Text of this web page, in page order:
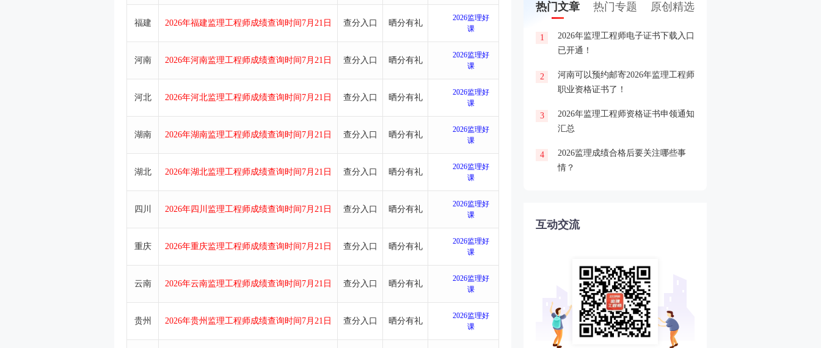
福建 2026年福建监理工程师成绩查询时间7月21日 查分入口 晒分有礼
2026监理好
课
河南 2026年河南监理工程师成绩查询时间7月21日 查分入口 晒分有礼
2026监理好
课
河北 2026年河北监理工程师成绩查询时间7月21日 查分入口 晒分有礼
2026监理好
课
湖南 2026年湖南监理工程师成绩查询时间7月21日 查分入口 晒分有礼
2026监理好
课
湖北 2026年湖北监理工程师成绩查询时间7月21日 查分入口 晒分有礼
2026监理好
课
四川 2026年四川监理工程师成绩查询时间7月21日 查分入口 晒分有礼
2026监理好
课
重庆 2026年重庆监理工程师成绩查询时间7月21日 查分入口 晒分有礼
2026监理好
课
云南 2026年云南监理工程师成绩查询时间7月21日 查分入口 晒分有礼
2026监理好
课
贵州 2026年贵州监理工程师成绩查询时间7月21日 查分入口 晒分有礼
2026监理好
课
热门文章 热门专题 原创精选
1
2026年监理工程师电子证书下载入口
已开通！
2
河南可以预约邮寄2026年监理工程师
职业资格证书了！
3
2026年监理工程师资格证书申领通知
汇总
4
2026监理成绩合格后要关注哪些事
情？
互动交流